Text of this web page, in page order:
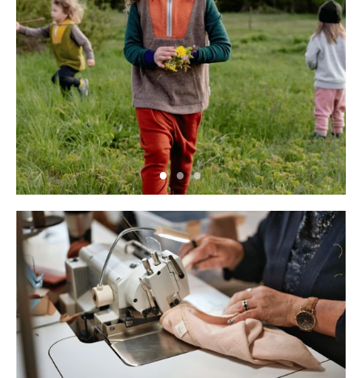
Neu hier?
Melde dich jetzt für unseren Newsletter an und erhalte einen 10%
Willkommensrabatt auf deine erste Bestellung
ABSCHICKEN